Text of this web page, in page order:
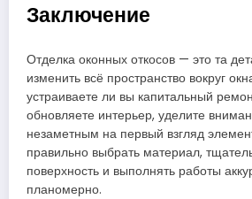
Заключение
Отделка оконных откосов — это та
изменить всё пространство вокруг
устраиваете ли вы капитальный
обновляете интерьер, уделите
незаметным на первый взгляд
правильно выбрать материал,
поверхность и выполнять работы
планомерно.